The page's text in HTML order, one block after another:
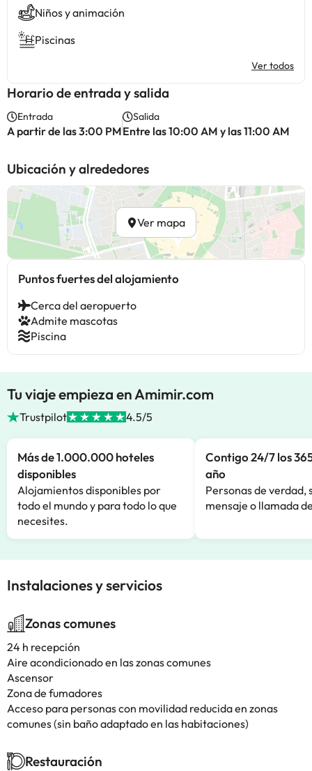
Niños y animación
Piscinas
Ver todos
Horario de entrada y salida
Entrada
A partir de las 3:00 PM
Salida
Entre las 10:00 AM y las 11:00 AM
Ubicación y alrededores
Ver mapa
Puntos fuertes del alojamiento
Cerca del aeropuerto
Admite mascotas
Piscina
Tu viaje empieza en Amimir.com
Trustpilot 4.5/5
Más de 1.000.000 hoteles
disponibles
Alojamientos disponibles por
todo el mundo y para todo lo que
necesites.
Contigo 24/7 los
año
Personas de verdad,
mensaje o llamada
Instalaciones y servicios
Zonas comunes
24 h recepción
Aire acondicionado en las zonas comunes
Ascensor
Zona de fumadores
Acceso para personas con movilidad reducida en zonas
comunes (sin baño adaptado en las habitaciones)
Restauración